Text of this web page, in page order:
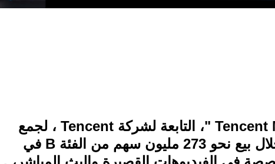
Tencent
"، التابعة لشركة Tencent ، لجمع
B في